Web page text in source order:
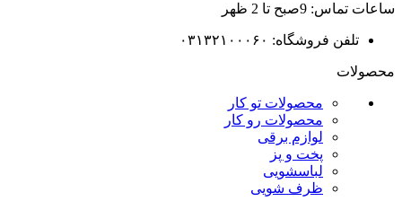
ساعات تماس: 9صبح تا 2 ظهر
تلفن فروشگاه: ۰۳۱۳۲۱۰۰۰۶۰
محصولات
محصولات تو کار
محصولات رو کار
لوازم برقی
پخت و پز
لباسشویی
ظرف شویی